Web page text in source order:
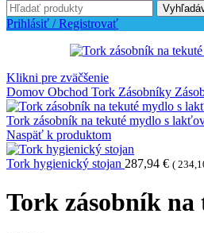
Prihlásiť / Registrovať
Klikni pre zväčšenie
Domov Obchod Tork Zásobníky
Tork zásobník na tekuté mydlo s
Naspäť k produktom
Tork hygienický stojan 287,94 € (
Tork zásobník na